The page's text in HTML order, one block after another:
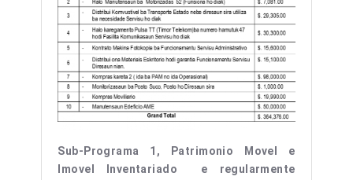
Sub-Programa 1, Patrimonio Movel e
Imovel Inventariado
e regularmente